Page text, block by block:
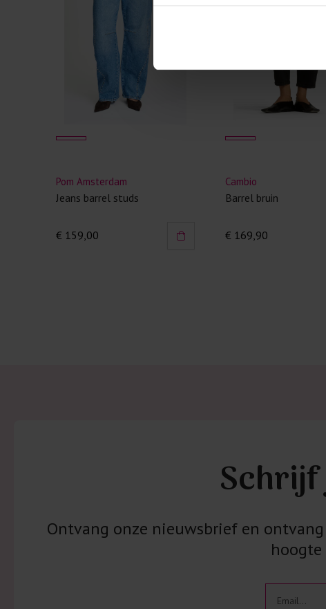
Pom Amsterdam
Jeans barrel studs
€ 159,00
Cambio
Barrel bruin
€ 169,90
Ontvang onze nieuwsbrief en